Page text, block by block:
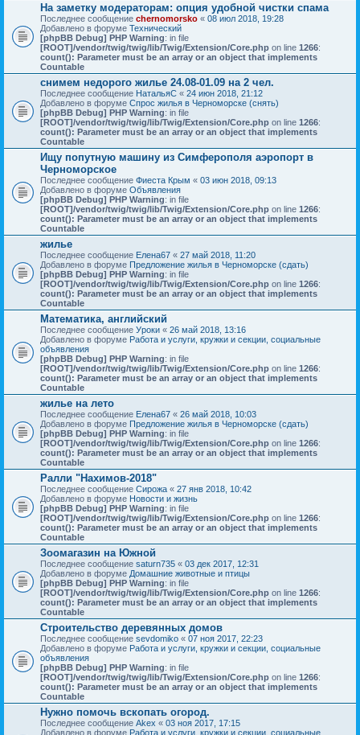
На заметку модераторам: опция удобной чистки спама
Последнее сообщение chernomorsko « 08 июл 2018, 19:28
Добавлено в форуме Технический
[phpBB Debug] PHP Warning: in file
[ROOT]/vendor/twig/twig/lib/Twig/Extension/Core.php on line 1266:
count(): Parameter must be an array or an object that implements
Countable
снимем недорого жилье 24.08-01.09 на 2 чел.
Последнее сообщение НатальяС « 24 июн 2018, 21:12
Добавлено в форуме Спрос жилья в Черноморске (снять)
[phpBB Debug] PHP Warning: in file
[ROOT]/vendor/twig/twig/lib/Twig/Extension/Core.php on line 1266:
count(): Parameter must be an array or an object that implements
Countable
Ищу попутную машину из Симферополя аэропорт в
Черноморское
Последнее сообщение Фиеста Крым « 03 июн 2018, 09:13
Добавлено в форуме Объявления
[phpBB Debug] PHP Warning: in file
[ROOT]/vendor/twig/twig/lib/Twig/Extension/Core.php on line 1266:
count(): Parameter must be an array or an object that implements
Countable
жилье
Последнее сообщение Елена67 « 27 май 2018, 11:20
Добавлено в форуме Предложение жилья в Черноморске (сдать)
[phpBB Debug] PHP Warning: in file
[ROOT]/vendor/twig/twig/lib/Twig/Extension/Core.php on line 1266:
count(): Parameter must be an array or an object that implements
Countable
Математика, английский
Последнее сообщение Уроки « 26 май 2018, 13:16
Добавлено в форуме Работа и услуги, кружки и секции, социальные
объявления
[phpBB Debug] PHP Warning: in file
[ROOT]/vendor/twig/twig/lib/Twig/Extension/Core.php on line 1266:
count(): Parameter must be an array or an object that implements
Countable
жилье на лето
Последнее сообщение Елена67 « 26 май 2018, 10:03
Добавлено в форуме Предложение жилья в Черноморске (сдать)
[phpBB Debug] PHP Warning: in file
[ROOT]/vendor/twig/twig/lib/Twig/Extension/Core.php on line 1266:
count(): Parameter must be an array or an object that implements
Countable
Ралли "Нахимов-2018"
Последнее сообщение Сирожа « 27 янв 2018, 10:42
Добавлено в форуме Новости и жизнь
[phpBB Debug] PHP Warning: in file
[ROOT]/vendor/twig/twig/lib/Twig/Extension/Core.php on line 1266:
count(): Parameter must be an array or an object that implements
Countable
Зоомагазин на Южной
Последнее сообщение saturn735 « 03 дек 2017, 12:31
Добавлено в форуме Домашние животные и птицы
[phpBB Debug] PHP Warning: in file
[ROOT]/vendor/twig/twig/lib/Twig/Extension/Core.php on line 1266:
count(): Parameter must be an array or an object that implements
Countable
Строительство деревянных домов
Последнее сообщение sevdomiko « 07 ноя 2017, 22:23
Добавлено в форуме Работа и услуги, кружки и секции, социальные
объявления
[phpBB Debug] PHP Warning: in file
[ROOT]/vendor/twig/twig/lib/Twig/Extension/Core.php on line 1266:
count(): Parameter must be an array or an object that implements
Countable
Нужно помочь вскопать огород.
Последнее сообщение Akex « 03 ноя 2017, 17:15
Добавлено в форуме Работа и услуги, кружки и секции, социальные